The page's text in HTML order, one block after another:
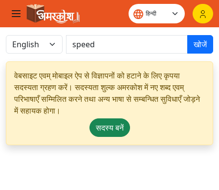
खोजें
वेबसाइट एवम् मोबाइल ऐप से विज्ञापनों को हटाने के लिए कृपया
सदस्यता ग्रहण करें। सदस्यता शुल्क अमरकोश में नए शब्द एवम्
परिभाषाएँ सम्मिलित करने तथा अन्य भाषा से सम्बन्धित सुविधाएँ जोड़ने
में सहायक होगा।
सदस्य बनें